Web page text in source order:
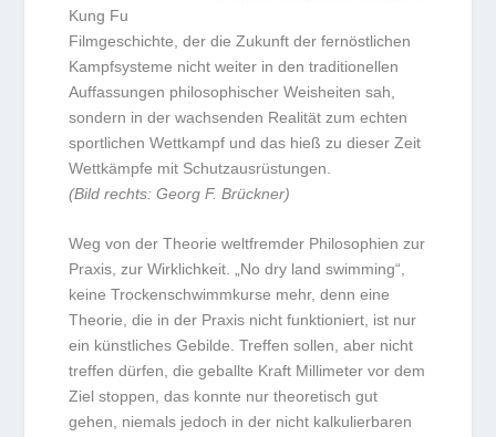
Kung Fu
Filmgeschichte, der die Zukunft der fernöstlichen
Kampfsysteme nicht weiter in den traditionellen
Auffassungen philosophischer Weisheiten sah,
sondern in der wachsenden Realität zum echten
sportlichen Wettkampf und das hieß zu dieser Zeit
Wettkämpfe mit Schutzausrüstungen.
(Bild rechts: Georg F. Brückner)
Weg von der Theorie weltfremder Philosophien zur
Praxis, zur Wirklichkeit. „No dry land swimming“,
keine Trockenschwimmkurse mehr, denn eine
Theorie, die in der Praxis nicht funktioniert, ist nur
ein künstliches Gebilde. Treffen sollen, aber nicht
treffen dürfen, die geballte Kraft Millimeter vor dem
Ziel stoppen, das konnte nur theoretisch gut
gehen, niemals jedoch in der nicht kalkulierbaren